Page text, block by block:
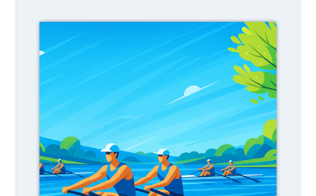
A
S
T
E
R